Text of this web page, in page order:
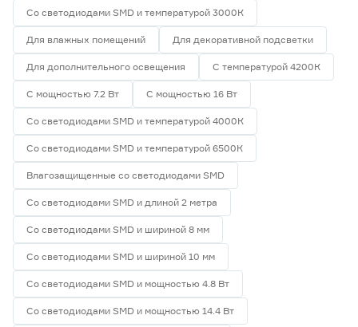
Со светодиодами SMD и температурой 3000К
Для влажных помещений Для декоративной подсветки
Для дополнительного освещения С температурой 4200К
С мощностью 7.2 Вт С мощностью 16 Вт
Со светодиодами SMD и температурой 4000К
Со светодиодами SMD и температурой 6500К
Влагозащищенные со светодиодами SMD
Со светодиодами SMD и длиной 2 метра
Со светодиодами SMD и шириной 8 мм
Со светодиодами SMD и шириной 10 мм
Со светодиодами SMD и мощностью 4.8 Вт
Со светодиодами SMD и мощностью 14.4 Вт